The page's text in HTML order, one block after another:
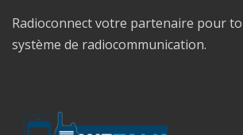
Radioconnect votre partenaire pour
système de radiocommunication.